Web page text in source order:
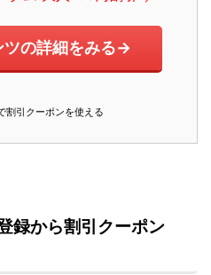
ツの詳細をみる→
割引クーポンを使える
録から割引クーポン